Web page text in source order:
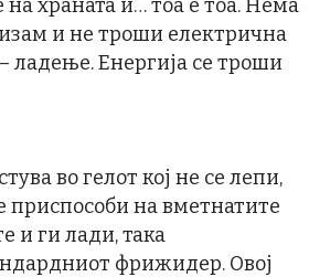
храната и… тоа е тоа. Нема
и не троши електрична
ладење. Енергија се троши
во гелот кој не се лепи,
приспособи на вметнатите
и ги лади, така
фрижидер. Овој